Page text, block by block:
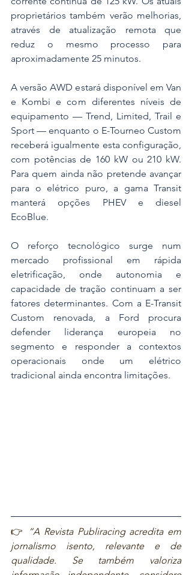
proprietários também verão melhorias,
através de atualização remota que
reduz o mesmo processo para
aproximadamente 25 minutos.
A versão AWD estará disponível em Van
e Kombi e com diferentes níveis de
equipamento — Trend, Limited, Trail e
Sport — enquanto o E-Tourneo Custom
receberá igualmente esta configuração,
com potências de 160 kW ou 210 kW.
Para quem ainda não pretende avançar
para o elétrico puro, a gama Transit
manterá opções PHEV e diesel
EcoBlue.
O reforço tecnológico surge num
mercado profissional em rápida
eletrificação, onde autonomia e
capacidade de tração continuam a ser
fatores determinantes. Com a E-Transit
Custom renovada, a Ford procura
defender liderança europeia no
segmento e responder a contextos
operacionais onde um elétrico
tradicional ainda encontra limitações.
👉
“A Revista Publiracing acredita em
jornalismo isento, relevante e de
qualidade. Se também valoriza